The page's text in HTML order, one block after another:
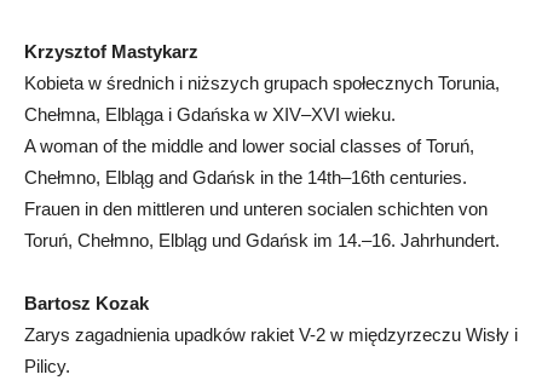
Krzysztof Mastykarz
Kobieta w średnich i niższych grupach społecznych Torunia,
Chełmna, Elbląga i Gdańska w XIV–XVI wieku.
A woman of the middle and lower social classes of Toruń,
Chełmno, Elbląg and Gdańsk in the 14th–16th centuries.
Frauen in den mittleren und unteren socialen schichten von
Toruń, Chełmno, Elbląg und Gdańsk im 14.–16. Jahrhundert.
Bartosz Kozak
Zarys zagadnienia upadków rakiet V-2 w międzyrzeczu Wisły i
Pilicy.